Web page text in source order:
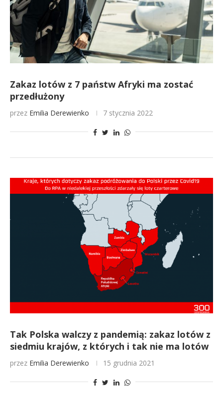
Zakaz lotów z 7 państw Afryki ma zostać
przedłużony
przez Emilia Derewienko 7 stycznia 2022
Tak Polska walczy z pandemią: zakaz lotów z
siedmiu krajów, z których i tak nie ma lotów
przez Emilia Derewienko 15 grudnia 2021